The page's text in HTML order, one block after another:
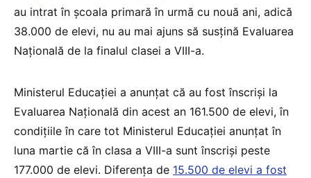
au intrat în școala primară în urmă cu nouă ani, adică
38.000 de elevi, nu au mai ajuns să susțină Evaluarea
Națională de la finalul clasei a VIII-a.
Ministerul Educației a anunțat că au fost înscriși la
Evaluarea Națională din acest an 161.500 de elevi, în
condițiile în care tot Ministerul Educației anunțat în
luna martie că în clasa a VIII-a sunt înscriși peste
177.000 de elevi. Diferența de 15.500 de elevi a fost